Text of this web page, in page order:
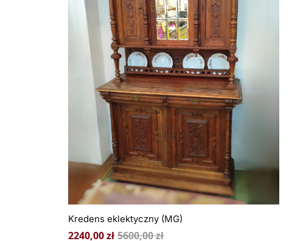
Kredens eklektyczny (MG)
5600,00zł
2240,00zł